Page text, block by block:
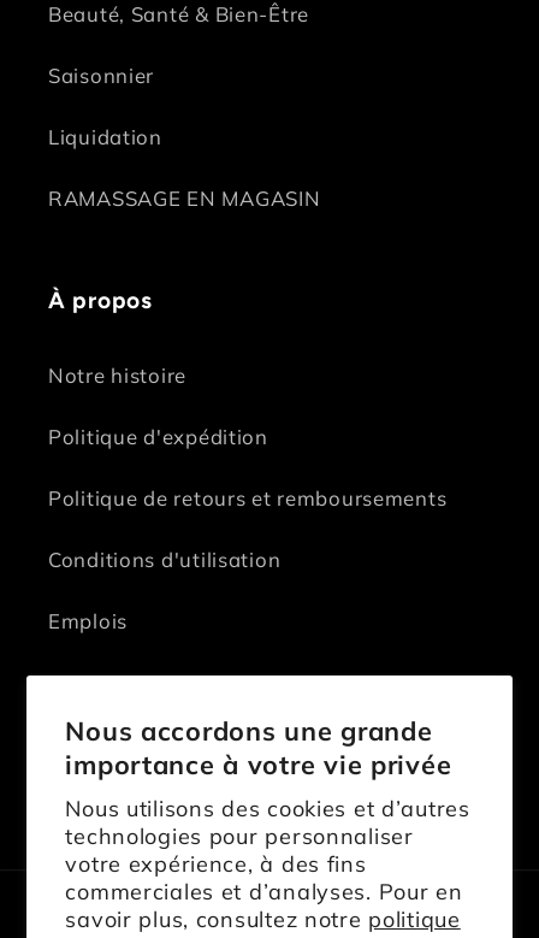
Nous accordons une grande
importance à votre vie privée
Nous utilisons des cookies et d’autres
technologies pour personnaliser
votre expérience, à des fins
commerciales et d’analyses. Pour en
savoir plus, consultez notre politique
Beauté, Santé & Bien-Être
Saisonnier
Liquidation
RAMASSAGE EN MAGASIN
À propos
Notre histoire
Politique d'expédition
Politique de retours et remboursements
Conditions d'utilisation
Emplois
Contactez-nous
FacebookInstagram
TikTok
Langue